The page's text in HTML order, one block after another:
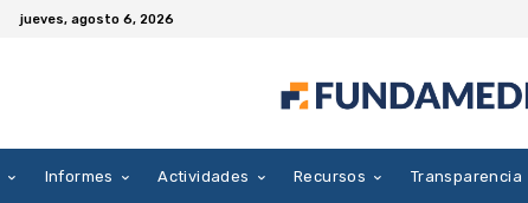
jueves, agosto 6, 2026
Informes Actividades Recursos Transparencia